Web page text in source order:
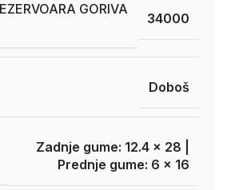
GORIVA
34000
Doboš
Zadnje gume: 12.4 x 28 |
Prednje gume: 6 x 16